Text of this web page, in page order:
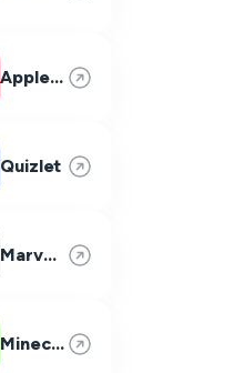
Apple Music
Quizlet
Marvel Rivals
Minecraft